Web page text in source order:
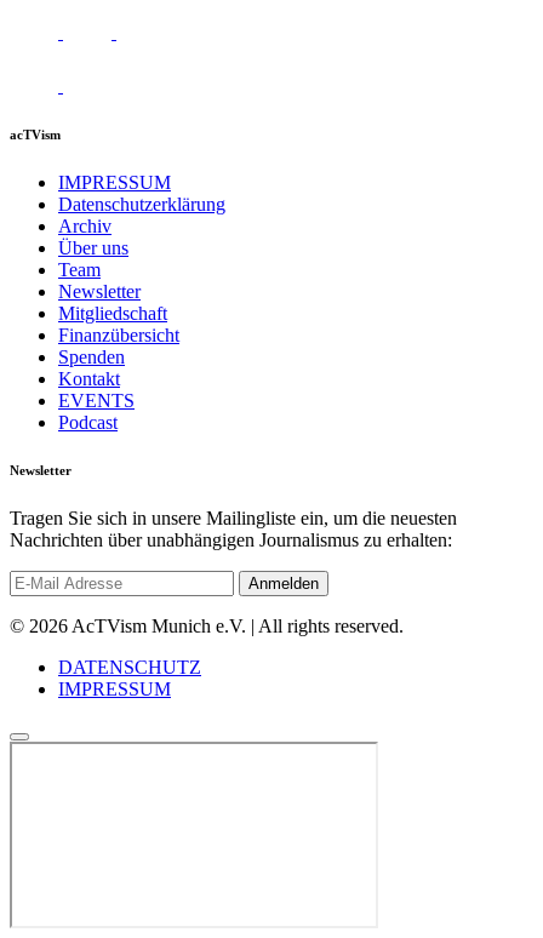
acTVism
IMPRESSUM
Datenschutzerklärung
Archiv
Über uns
Team
Newsletter
Mitgliedschaft
Finanzübersicht
Spenden
Kontakt
EVENTS
Podcast
Newsletter
Tragen Sie sich in unsere Mailingliste ein, um die neuesten
Nachrichten über unabhängigen Journalismus zu erhalten:
© 2026 AcTVism Munich e.V. | All rights reserved.
DATENSCHUTZ
IMPRESSUM